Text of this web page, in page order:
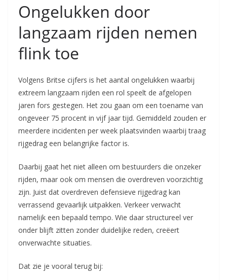
Ongelukken door
langzaam rijden nemen
flink toe
Volgens Britse cijfers is het aantal ongelukken waarbij
extreem langzaam rijden een rol speelt de afgelopen
jaren fors gestegen. Het zou gaan om een toename van
ongeveer 75 procent in vijf jaar tijd. Gemiddeld zouden er
meerdere incidenten per week plaatsvinden waarbij traag
rijgedrag een belangrijke factor is.
Daarbij gaat het niet alleen om bestuurders die onzeker
rijden, maar ook om mensen die overdreven voorzichtig
zijn. Juist dat overdreven defensieve rijgedrag kan
verrassend gevaarlijk uitpakken. Verkeer verwacht
namelijk een bepaald tempo. Wie daar structureel ver
onder blijft zitten zonder duidelijke reden, creëert
onverwachte situaties.
Dat zie je vooral terug bij: